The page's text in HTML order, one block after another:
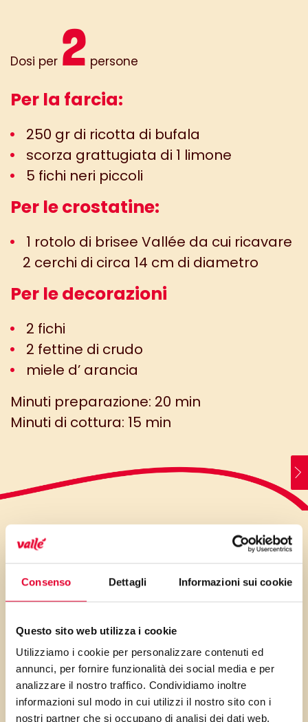
Consenso Dettagli Informazioni sui cookie
Questo sito web utilizza i cookie
Utilizziamo i cookie per personalizzare contenuti ed
annunci, per fornire funzionalità dei social media e per
analizzare il nostro traffico. Condividiamo inoltre
informazioni sul modo in cui utilizzi il nostro sito con i
nostri partner che si occupano di analisi dei dati web,
Dosi per 2 persone
Per la farcia:
250 gr di ricotta di bufala
scorza grattugiata di 1 limone
5 fichi neri piccoli
Per le crostatine:
1 rotolo di brisee Vallée da cui ricavare
2 cerchi di circa 14 cm di diametro
Per le decorazioni
2 fichi
2 fettine di crudo
miele d’ arancia
Minuti preparazione: 20 min
Minuti di cottura: 15 min
LO SAPEVI?
tra dolce e salato, creando un
contrasto equilibrato ed
armonico